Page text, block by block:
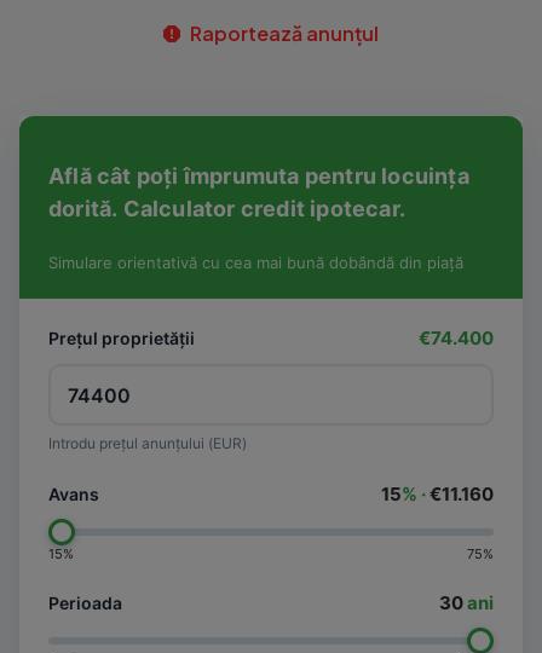
Raportează anunțul
Află cât poți împrumuta pentru locuința
dorită. Calculator credit ipotecar.
Simulare orientativă cu cea mai bună dobândă din piață
Prețul proprietății €74.400
Introdu prețul anunțului (EUR)
Avans 15% ·€11.160
15% 75%
Perioada 30ani